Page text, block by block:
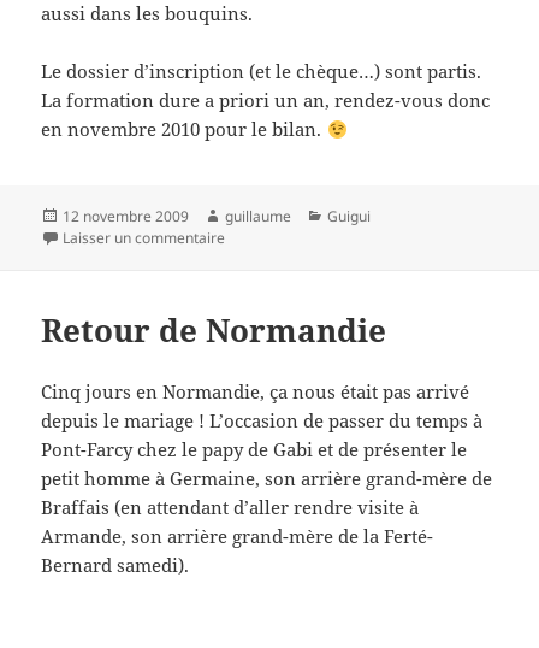
aussi dans les bouquins.
Le dossier d’inscription (et le chèque…) sont partis.
La formation dure a priori un an, rendez-vous donc
en novembre 2010 pour le bilan.
Publié
le
12 novembre 2009 Auteur
guillaume Catégories
Guigui
Laisser un commentaire
Retour de Normandie
Cinq jours en Normandie, ça nous était pas arrivé
depuis le mariage ! L’occasion de passer du temps à
Pont-Farcy chez le papy de Gabi et de présenter le
petit homme à Germaine, son arrière grand-mère de
Braffais (en attendant d’aller rendre visite à
Armande, son arrière grand-mère de la Ferté-
Bernard samedi).